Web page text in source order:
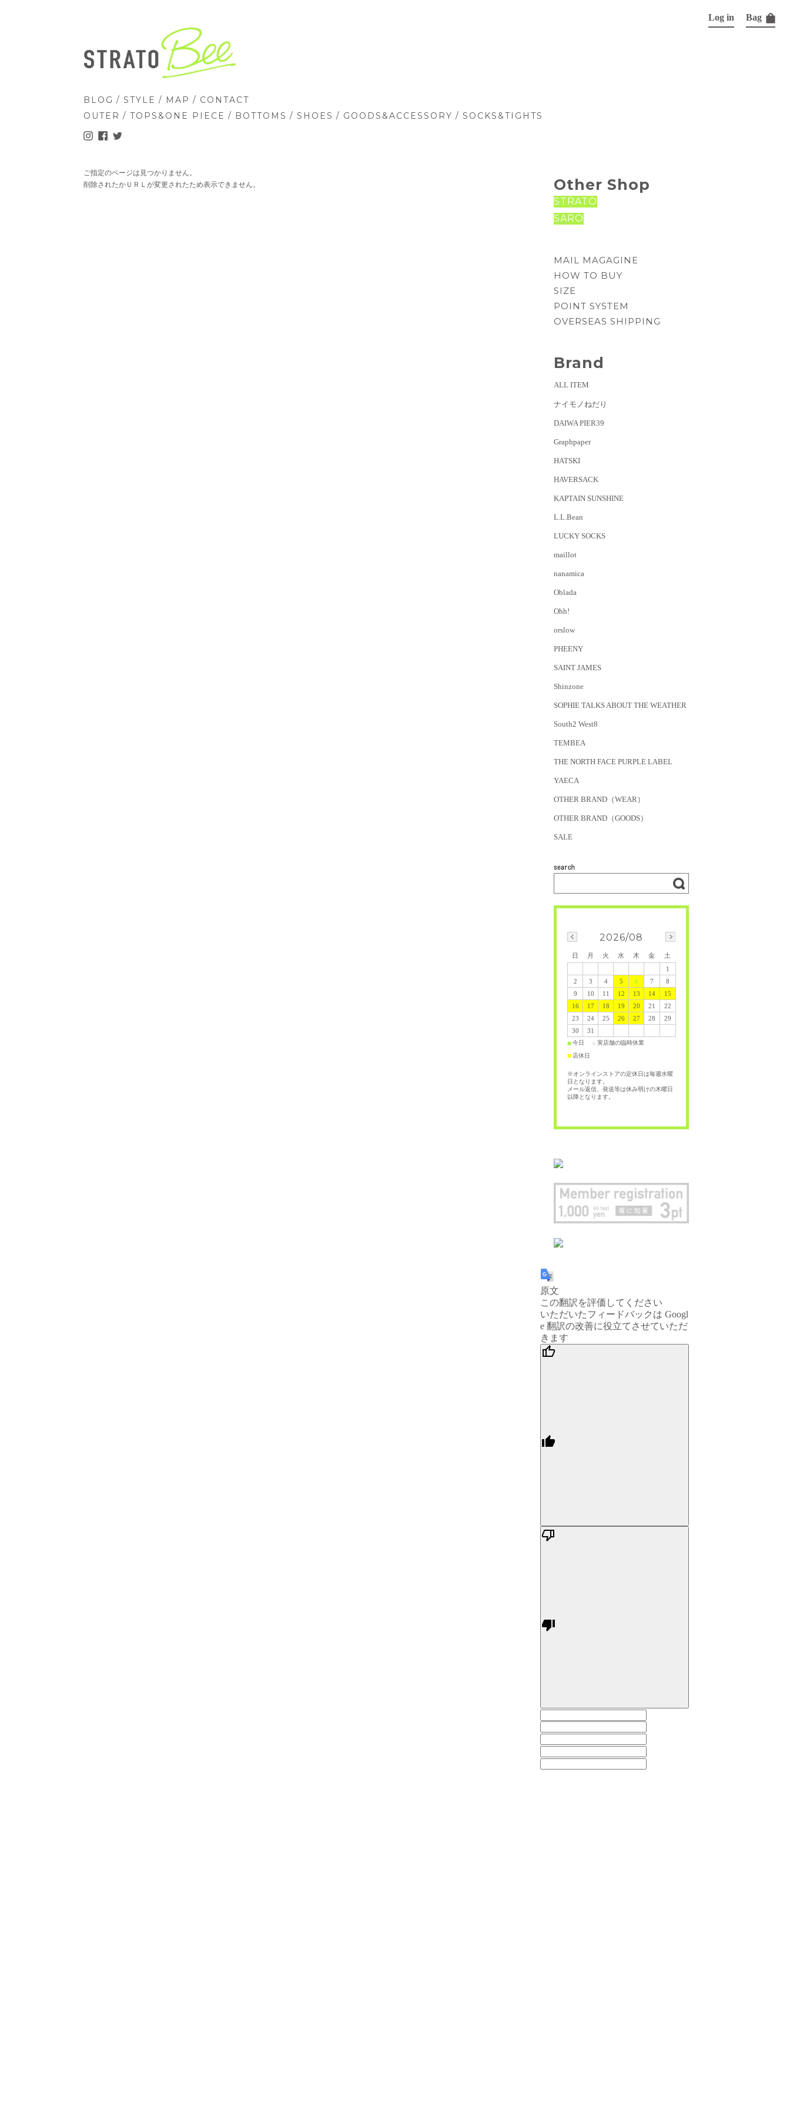
BLOG / STYLE / MAP / CONTACT
OUTER / TOPS&ONE PIECE / BOTTOMS / SHOES / GOODS&ACCESSORY / SOCKS&TIGHTS
Log in Bag
ご指定のページは見つかりません。
削除されたかＵＲＬが変更されたため表示できません。
Other Shop
STRATO
SARO
MAIL MAGAGINE
HOW TO BUY
SIZE
POINT SYSTEM
OVERSEAS SHIPPING
Brand
ALL ITEM
ナイモノねだり
DAIWA PIER39
Graphpaper
HATSKI
HAVERSACK
KAPTAIN SUNSHINE
L.L.Bean
LUCKY SOCKS
maillot
nanamica
Oblada
Ohh!
orslow
PHEENY
SAINT JAMES
Shinzone
SOPHIE TALKS ABOUT THE WEATHER
South2 West8
TEMBEA
THE NORTH FACE PURPLE LABEL
YAECA
OTHER BRAND（WEAR）
OTHER BRAND（GOODS）
SALE
2026/08
日 月 火 水 木 金
土
1
2
3 4 5 6 7
8
9
10 11 12 13 14
15
16
17 18 19 20 21
22
23
24 25 26 27 28
29
30
31
■今日 実店舗の臨時休業
■ 店休日
※オンラインストアの定休日は毎週水曜
日となります。
メール返信、発送等は休み明けの木曜日
以降となります。
原文
この翻訳を評価してください
いただいたフィードバックは Googl
e 翻訳の改善に役立てさせていただ
きます